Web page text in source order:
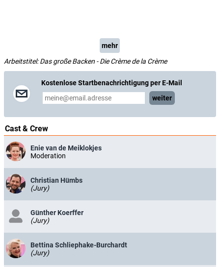
mehr
Arbeitstitel: Das große Backen - Die Crème de la Crème
Kostenlose Startbenachrichtigung per E-Mail
weiter
Cast & Crew
Enie van de Meiklokjes
Moderation
Christian Hümbs
(Jury)
Günther Koerffer
(Jury)
Bettina Schliephake-Burchardt
(Jury)